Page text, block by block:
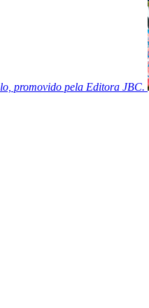
promovido pela Editora JBC.